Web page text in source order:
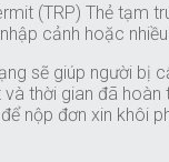
(TRP) Thẻ tạm
cảnh hoặc
sẽ giúp người
và thời gian đã
nộp đơn xin khôi